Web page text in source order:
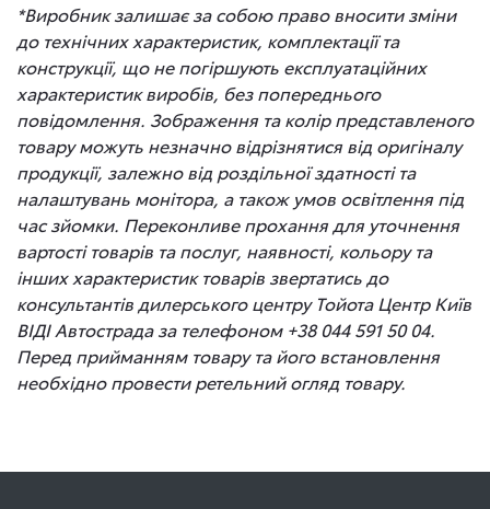
*Виробник залишає за собою право вносити зміни
до технічних характеристик, комплектації та
конструкції, що не погіршують експлуатаційних
характеристик виробів, без попереднього
повідомлення. Зображення та колір представленого
товару можуть незначно відрізнятися від оригіналу
продукції, залежно від роздільної здатності та
налаштувань монітора, а також умов освітлення під
час зйомки. Переконливе прохання для уточнення
вартості товарів та послуг, наявності, кольору та
інших характеристик товарів звертатись до
консультантів дилерського центру Тойота Центр Київ
ВІДІ Автострада за телефоном +38 044 591 50 04.
Перед прийманням товару та його встановлення
необхідно провести ретельний огляд товару.